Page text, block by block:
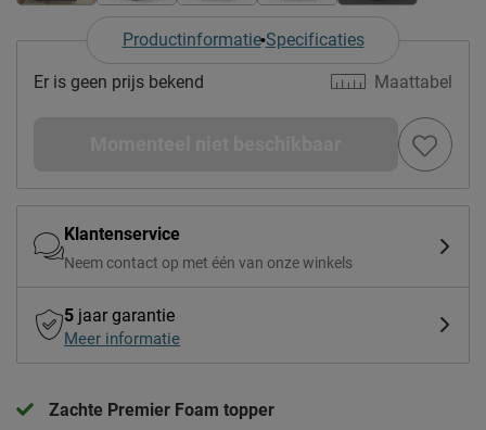
Productinformatie Specificaties
Maattabel
Er is geen prijs bekend
Klantenservice
Neem contact op met één van onze winkels
5 jaar garantie
Meer informatie
Zachte Premier Foam topper